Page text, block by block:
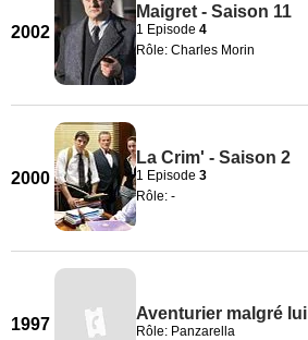
2002
Maigret - Saison 11
1 Episode 4
Rôle: Charles Morin
2000
La Crim' - Saison 2
1 Episode 3
Rôle: -
1997
Aventurier malgré lui
Rôle: Panzarella